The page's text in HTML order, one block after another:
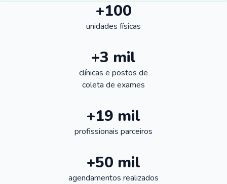
+100
unidades físicas
+3 mil
clínicas e postos de
coleta de exames
+19 mil
profissionais parceiros
+50 mil
agendamentos realizados